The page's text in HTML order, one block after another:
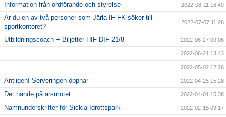
Information från ordförande och styrelse 2022-08-11 16:49
Är du en av två personer som Järla IF FK söker till
sportkontoret?
2022-07-07 11:28
Utbildningscoach + Biljetter HIF-DIF 21/8 2022-06-27 09:08
2022-06-21 13:43
2022-05-02 12:26
Äntligen! Serveringen öppnar 2022-04-25 15:28
Det hände på årsmötet 2022-04-01 15:38
Namnunderskrifter för Sickla Idrottspark 2022-02-15 09:17